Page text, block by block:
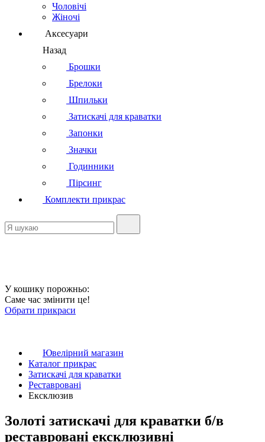
Чоловічі
Жіночі
Аксесуари
Назад
Брошки
Брелоки
Шпильки
Затискачі для краватки
Запонки
Значки
Годинники
Пірсинг
Комплекти прикрас
У кошику порожньо:
Саме час змінити це!
Обрати прикраси
Ювелірний магазин
Каталог прикрас
Затискачі для краватки
Реставровані
Ексклюзив
Золоті затискачі для краватки б/в
реставровані ексклюзивні